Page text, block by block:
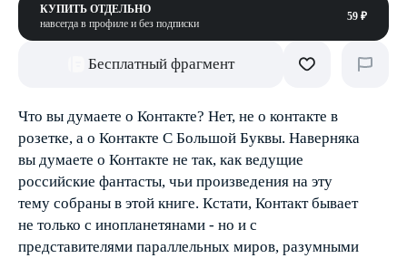
КУПИТЬ ОТДЕЛЬНО
навсегда в профиле и без подписки
59 ₽
Бесплатный фрагмент
Что вы думаете о Контакте? Нет, не о контакте в
розетке, а о Контакте С Большой Буквы. Наверняка
вы думаете о Контакте не так, как ведущие
российские фантасты, чьи произведения на эту
тему собраны в этой книге. Кстати, Контакт бывает
не только с инопланетянами - но и с
представителями параллельных миров, разумными